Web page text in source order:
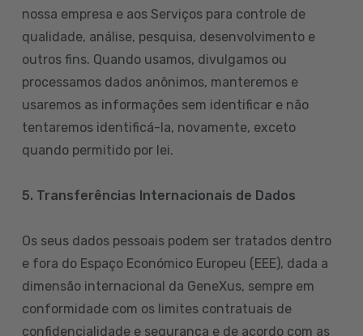
nossa empresa e aos Serviços para controle de
qualidade, análise, pesquisa, desenvolvimento e
outros fins. Quando usamos, divulgamos ou
processamos dados anônimos, manteremos e
usaremos as informações sem identificar e não
tentaremos identificá-la, novamente, exceto
quando permitido por lei.
5. Transferências Internacionais de Dados
Os seus dados pessoais podem ser tratados dentro
e fora do Espaço Económico Europeu (EEE), dada a
dimensão internacional da GeneXus, sempre em
conformidade com os limites contratuais de
confidencialidade e segurança e de acordo com as